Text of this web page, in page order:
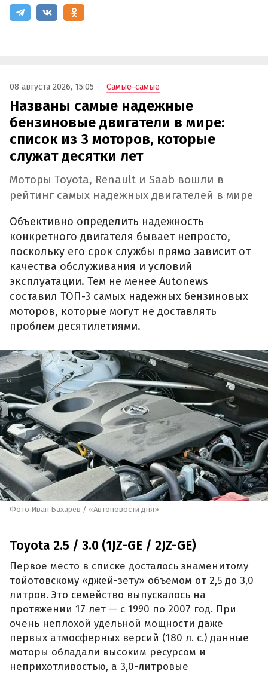
08 августа 2026, 15:05 Самые-самые
Названы самые надежные
бензиновые двигатели в мире:
список из 3 моторов, которые
служат десятки лет
Моторы Toyota, Renault и Saab вошли в
рейтинг самых надежных двигателей в мире
Объективно определить надежность
конкретного двигателя бывает непросто,
поскольку его срок службы прямо зависит от
качества обслуживания и условий
эксплуатации. Тем не менее Autonews
составил ТОП-3 самых надежных бензиновых
моторов, которые могут не доставлять
проблем десятилетиями.
Фото Иван Бахарев / «Автоновости дня»
Toyota 2.5 / 3.0 (1JZ-GE / 2JZ-GE)
Первое место в списке досталось знаменитому
тойотовскому «джей-зету» объемом от 2,5 до 3,0
литров. Это семейство выпускалось на
протяжении 17 лет — с 1990 по 2007 год. При
очень неплохой удельной мощности даже
первых атмосферных версий (180 л. с.) данные
моторы обладали высоким ресурсом и
неприхотливостью, а 3,0-литровые